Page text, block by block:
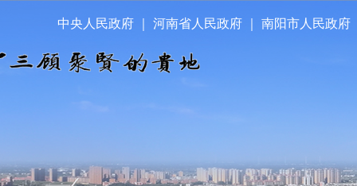
中央人民政府 河南省人民政府 南阳市人民政府